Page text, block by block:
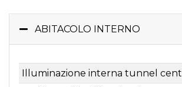
ABITACOLO INTERNO
Illuminazione interna tunnel